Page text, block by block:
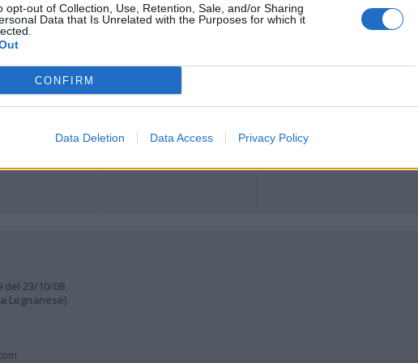
opt-out of Collection, Use, Retention, Sale, and/or Sharing
Data that Is Unrelated with the Purposes for which it
CONFIRM
Data Deletion Data Access Privacy Policy
Web TV
Auguri
del 23/10/08
Legnanese)